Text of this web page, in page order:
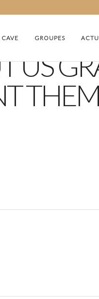
CAVE GROUPES
US